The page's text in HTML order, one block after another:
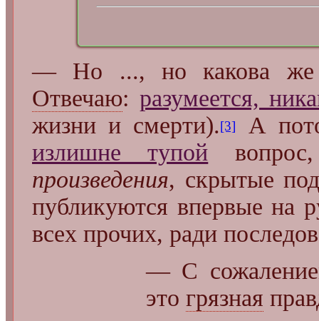
— Но ..., но какова
Отвечаю: разумеется,
жизни и смерти).[3]
А
излишне тупой
произведения, скрытые
публикуются впервые на
всех прочих, ради
— С
это грязная